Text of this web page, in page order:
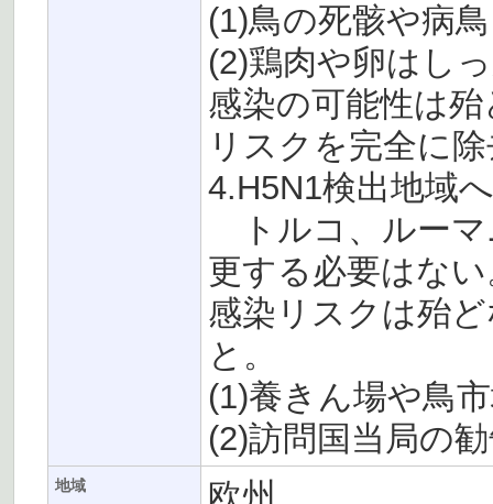
(1)鳥の死骸や病
(2)鶏肉や卵はし
感染の可能性は
リスクを完全に
4.H5N1検出地域
トルコ、ルーマ
更する必要はな
感染リスクは殆
と。
(1)養きん場や鳥
(2)訪問国当局の
地域 欧州